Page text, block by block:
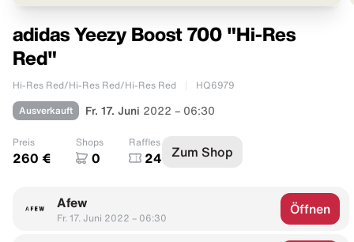
adidas Yeezy Boost 700 "Hi-Res
Red"
Hi-Res Red/Hi-Res Red/Hi-Res Red HQ6979
Ausverkauft Fr. 17. Juni 2022 – 06:30
Preis
260 €
Shops
0
Raffles
24 Zum Shop
Afew
Fr. 17. Juni 2022 – 06:30
Öffnen